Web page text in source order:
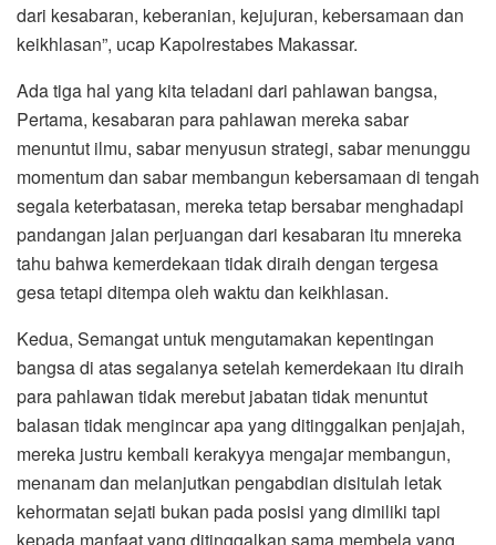
dari kesabaran, keberanian, kejujuran, kebersamaan dan
keikhlasan”, ucap Kapolrestabes Makassar.
Ada tiga hal yang kita teladani dari pahlawan bangsa,
Pertama, kesabaran para pahlawan mereka sabar
menuntut ilmu, sabar menyusun strategi, sabar menunggu
momentum dan sabar membangun kebersamaan di tengah
segala keterbatasan, mereka tetap bersabar menghadapi
pandangan jalan perjuangan dari kesabaran itu mnereka
tahu bahwa kemerdekaan tidak diraih dengan tergesa
gesa tetapi ditempa oleh waktu dan keikhlasan.
Kedua, Semangat untuk mengutamakan kepentingan
bangsa di atas segalanya setelah kemerdekaan itu diraih
para pahlawan tidak merebut jabatan tidak menuntut
balasan tidak mengincar apa yang ditinggalkan penjajah,
mereka justru kembali kerakyya mengajar membangun,
menanam dan melanjutkan pengabdian disitulah letak
kehormatan sejati bukan pada posisi yang dimiliki tapi
kepada manfaat yang ditinggalkan sama membela yang